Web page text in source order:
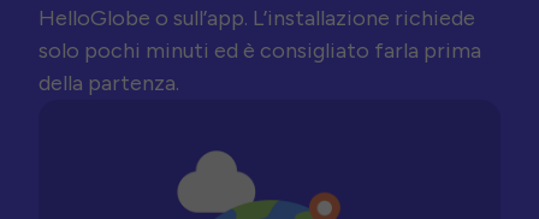
HelloGlobe o sull’app. L’installazione richiede
solo pochi minuti ed è consigliato farla prima
della partenza.